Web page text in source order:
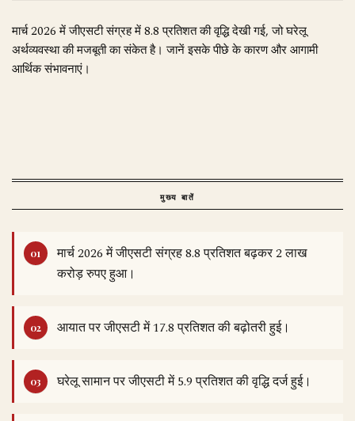
मार्च 2026 में जीएसटी संग्रह में 8.8 प्रतिशत की वृद्धि देखी गई, जो घरेलू
अर्थव्यवस्था की मजबूती का संकेत है। जानें इसके पीछे के कारण और आगामी
आर्थिक संभावनाएं।
मुख्य बातें
मार्च 2026 में जीएसटी संग्रह 8.8 प्रतिशत बढ़कर 2 लाख
करोड़ रुपए हुआ।
आयात पर जीएसटी में 17.8 प्रतिशत की बढ़ोतरी हुई।
घरेलू सामान पर जीएसटी में 5.9 प्रतिशत की वृद्धि दर्ज हुई।